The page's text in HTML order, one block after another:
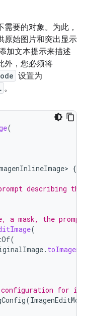
要的对象。为此，
原始图片和突出显示
加文本提示来描述
外，您必须将
设置为
。
(
{
describing the
a mask, the
(
(
.
for
(